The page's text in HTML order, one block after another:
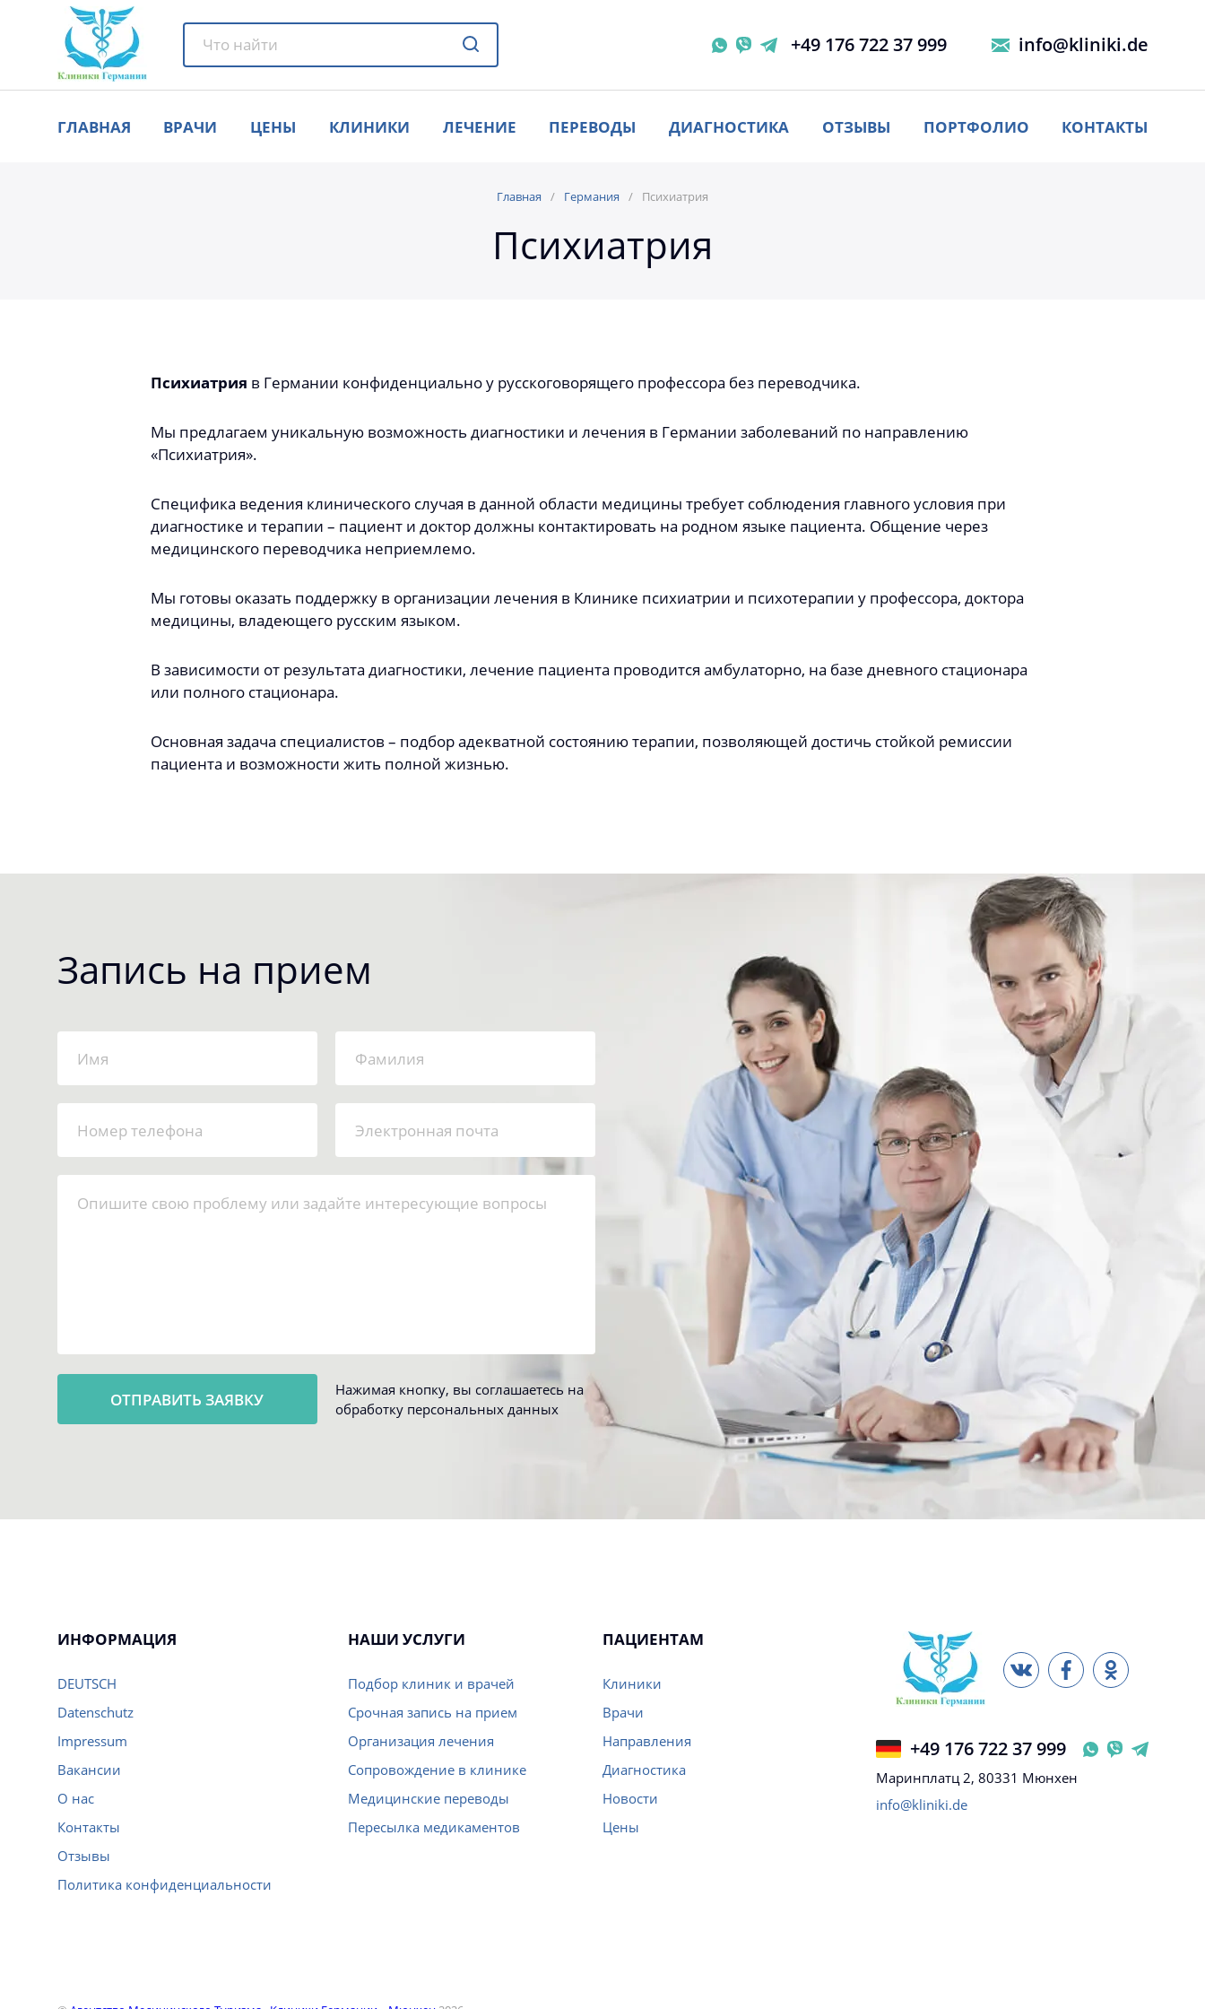
+49 176 722 37 999 info@kliniki.de
ГЛАВНАЯ ВРАЧИ ЦЕНЫ КЛИНИКИ ЛЕЧЕНИЕ ПЕРЕВОДЫ ДИАГНОСТИКА ОТЗЫВЫ ПОРТФОЛИО КОНТАКТЫ
Главная Германия Психиатрия
Психиатрия
Психиатрия в Германии конфиденциально у русскоговорящего профессора без переводчика.
Мы предлагаем уникальную возможность диагностики и лечения в Германии заболеваний по направлению
«Психиатрия».
Специфика ведения клинического случая в данной области медицины требует соблюдения главного условия при
диагностике и терапии – пациент и доктор должны контактировать на родном языке пациента. Общение через
медицинского переводчика неприемлемо.
Мы готовы оказать поддержку в организации лечения в Клинике психиатрии и психотерапии у профессора, доктора
медицины, владеющего русским языком.
В зависимости от результата диагностики, лечение пациента проводится амбулаторно, на базе дневного стационара
или полного стационара.
Основная задача специалистов – подбор адекватной состоянию терапии, позволяющей достичь стойкой ремиссии
пациента и возможности жить полной жизнью.
Запись на прием
Нажимая кнопку, вы соглашаетесь на
обработку персональных данных
ИНФОРМАЦИЯ
DEUTSCH
Datenschutz
Impressum
Вакансии
О нас
Контакты
Отзывы
Политика конфиденциальности
НАШИ УСЛУГИ
Подбор клиник и врачей
Срочная запись на прием
Организация лечения
Сопровождение в клинике
Медицинские переводы
Пересылка медикаментов
ПАЦИЕНТАМ
Клиники
Врачи
Направления
Диагностика
Новости
Цены
+49 176 722 37 999
Маринплатц 2, 80331 Мюнхен
info@kliniki.de